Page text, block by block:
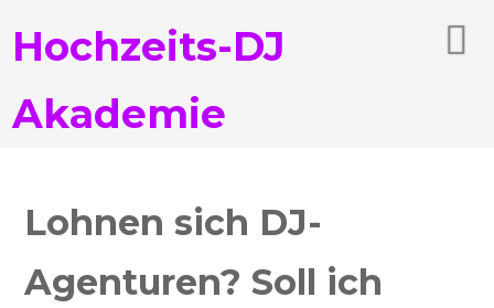
Hochzeits-DJ
Akademie
Lohnen sich DJ-
Agenturen? Soll ich